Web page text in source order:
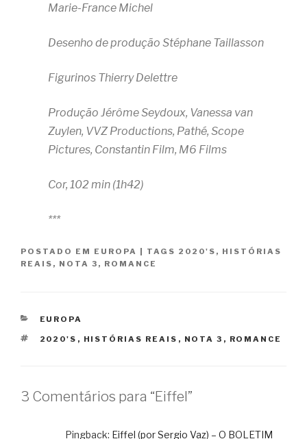
Marie-France Michel
Desenho de produção Stéphane Taillasson
Figurinos Thierry Delettre
Produção Jérôme Seydoux, Vanessa van
Zuylen, VVZ Productions, Pathé, Scope
Pictures, Constantin Film, M6 Films
Cor, 102 min (1h42)
***
POSTADO EM EUROPA | TAGS 2020'S , HISTÓRIAS
REAIS , NOTA 3 , ROMANCE
CATEGORIAS
EUROPA
TAGS
2020'S , HISTÓRIAS REAIS , NOTA 3 , ROMANCE
3 Comentários para “Eiffel”
Pingback: Eiffel (por Sergio Vaz) – O BOLETIM